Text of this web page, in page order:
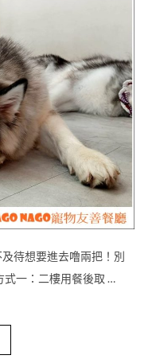
待想要進去噜兩把！別
式一：二樓用餐後取 …